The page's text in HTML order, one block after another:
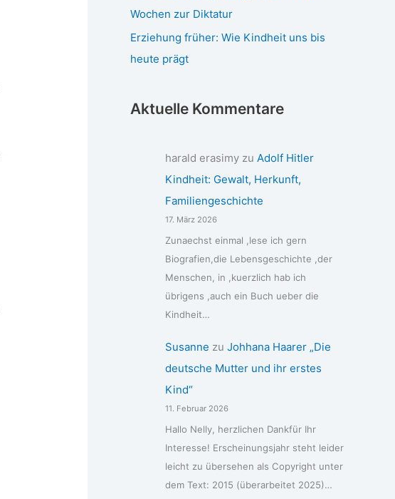
Wochen zur Diktatur
Erziehung früher: Wie Kindheit uns bis
heute prägt
Aktuelle Kommentare
harald erasimyzu Adolf Hitler
Kindheit: Gewalt, Herkunft,
Familiengeschichte
17. März 2026
Zunaechst einmal ,lese ich gern
Biografien,die Lebensgeschichte ,der
Menschen, in ,kuerzlich hab ich
übrigens ,auch ein Buch ueber die
Kindheit…
Susanne zu Johhana Haarer „Die
deutsche Mutter und ihr erstes
Kind“
11. Februar 2026
Hallo Nelly, herzlichen Dankfür Ihr
Interesse! Erscheinungsjahr steht leider
leicht zu übersehen als Copyright unter
dem Text: 2015 (überarbeitet 2025)…